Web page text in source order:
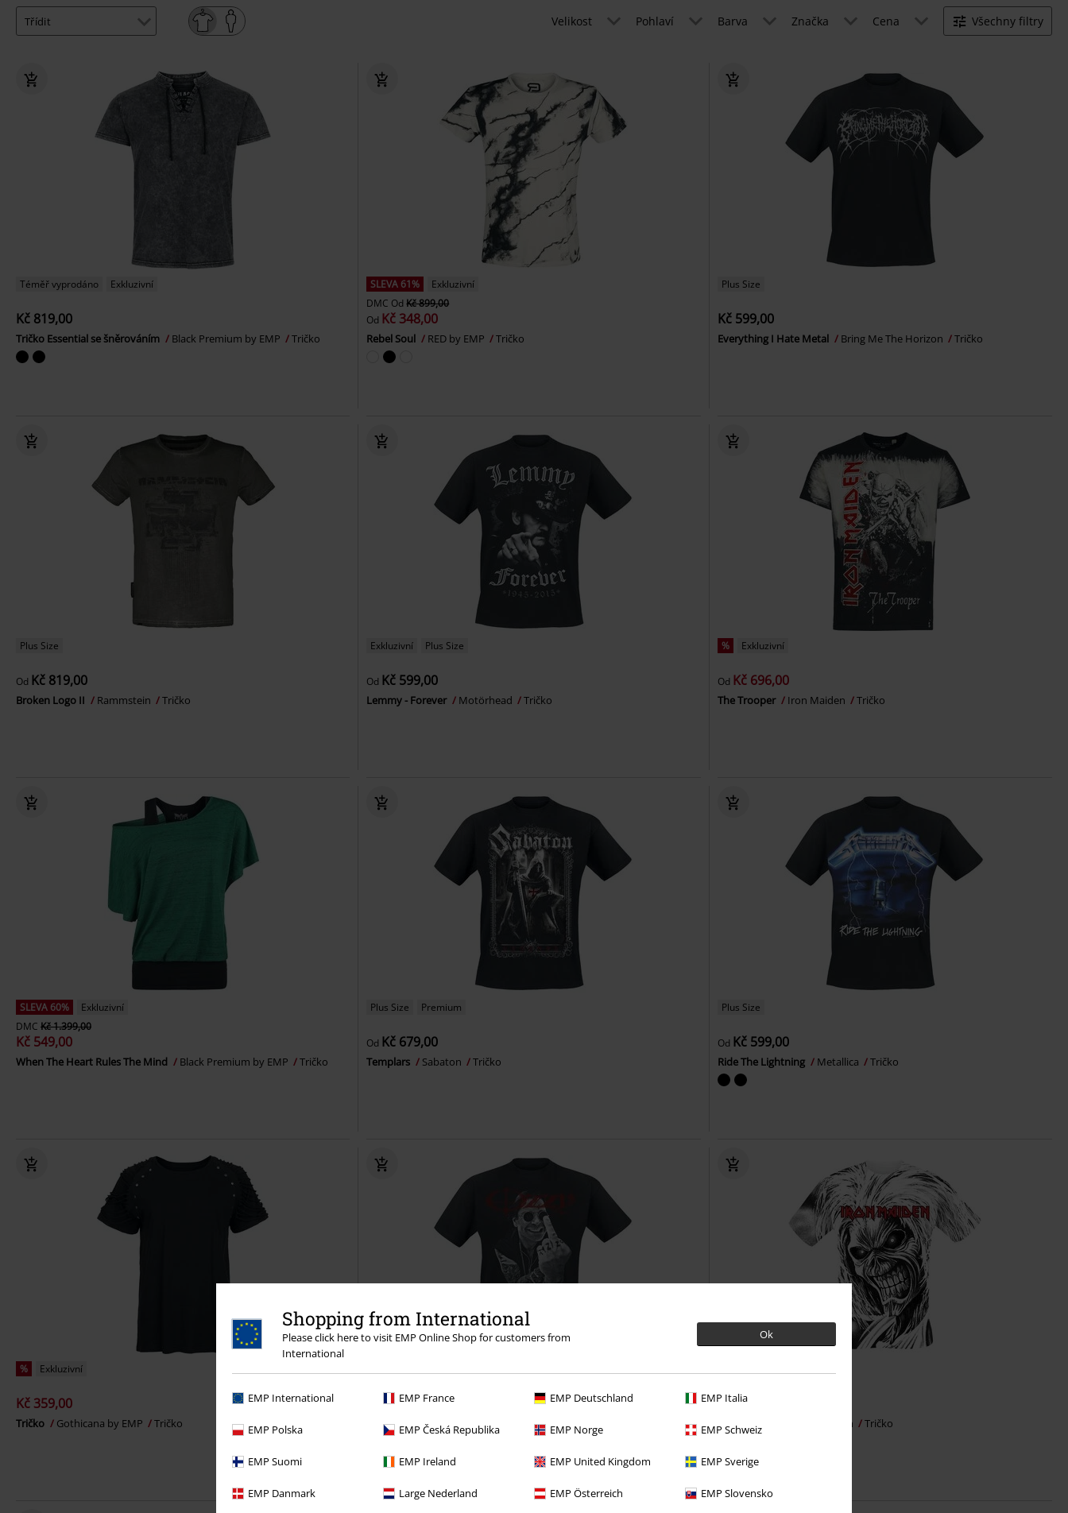
Shopping from International
Please click here to visit EMP Online Shop for customers from
International
Ok
EMP International EMP France EMP Deutschland EMP Italia
EMP Polska EMP Česká Republika EMP Norge EMP Schweiz
EMP Suomi EMP Ireland EMP United Kingdom EMP Sverige
EMP Danmark Large Nederland EMP Österreich EMP Slovensko
Velikost Pohlaví Barva Značka Cena Všechny filtry
Téměř vyprodáno Exkluzivní
Kč 819,00
Tričko Essential se šněrováním Black Premium by EMP Tričko
SLEVA 61%
Exkluzivní
DMC OdKč 899,00
Od Kč 348,00
Rebel Soul RED by EMP Tričko
Plus Size
Kč 599,00
Everything I Hate Metal Bring Me The Horizon Tričko
Plus Size
Od Kč 819,00
Broken Logo II Rammstein Tričko
Exkluzivní Plus Size
Od Kč 599,00
Lemmy - Forever Motörhead Tričko
% Exkluzivní
Od Kč 696,00
The Trooper Iron Maiden Tričko
SLEVA 60%
Exkluzivní
DMC Kč 1.399,00
Kč 549,00
When The Heart Rules The Mind Black Premium by EMP Tričko
Plus Size Premium
Od Kč 679,00
Templars Sabaton Tričko
Plus Size
Od Kč 599,00
Ride The Lightning Metallica Tričko
% Exkluzivní
Kč 359,00
Tričko Gothicana by EMP Tričko
Kč 549,00
Middle Finger Ozzy Osbourne Tričko
Kč 819,00
Killers All-over Iron Maiden Tričko